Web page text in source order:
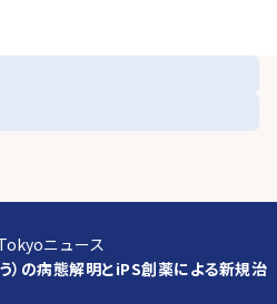
ニュース
）の病態解明とiPS創薬による新規治